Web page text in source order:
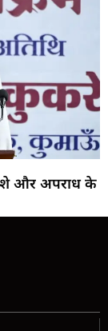
और अपराध के